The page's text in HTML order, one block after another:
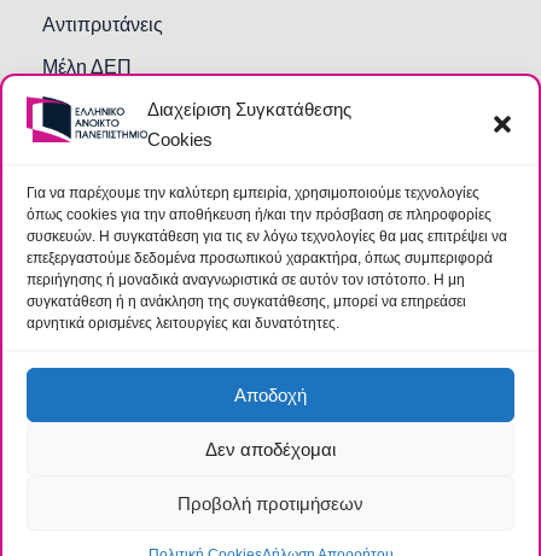
Διαχείριση Συγκατάθεσης
Cookies
Για να παρέχουμε την καλύτερη εμπειρία, χρησιμοποιούμε τεχνολογίες
όπως cookies για την αποθήκευση ή/και την πρόσβαση σε πληροφορίες
συσκευών. Η συγκατάθεση για τις εν λόγω τεχνολογίες θα μας επιτρέψει να
επεξεργαστούμε δεδομένα προσωπικού χαρακτήρα, όπως συμπεριφορά
περιήγησης ή μοναδικά αναγνωριστικά σε αυτόν τον ιστότοπο. Η μη
συγκατάθεση ή η ανάκληση της συγκατάθεσης, μπορεί να επηρεάσει
αρνητικά ορισμένες λειτουργίες και δυνατότητες.
Αποδοχή
Δεν αποδέχομαι
Προβολή προτιμήσεων
Αντιπρυτάνεις
Μέλη ΔΕΠ
Τμήματα και Υπηρεσίες
Γραμματείες Κοσμητειών Σχολών
Βιβλιοθήκη
Συχνές Ερωτήσεις
© 2026 Ελληνικό Ανοικτό Πανεπιστήμιο |
Προστασίας Δεδομένων